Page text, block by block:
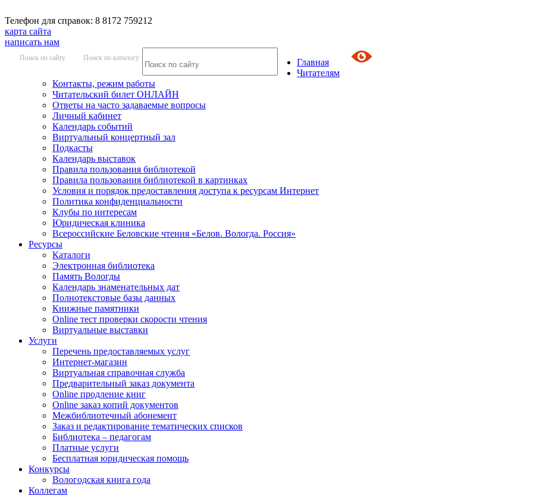
Телефон для справок: 8 8172 759212
карта сайта
написать нам
Поиск по сайту Поиск по каталогу
Главная
Читателям
Контакты, режим работы
Читательский билет ОНЛАЙН
Ответы на часто задаваемые вопросы
Личный кабинет
Календарь событий
Виртуальный концертный зал
Подкасты
Календарь выставок
Правила пользования библиотекой
Правила пользования библиотекой в картинках
Условия и порядок предоставления доступа к ресурсам Интернет
Политика конфиденциальности
Клубы по интересам
Юридическая клиника
Всероссийские Беловские чтения «Белов. Вологда. Россия»
Ресурсы
Каталоги
Электронная библиотека
Память Вологды
Календарь знаменательных дат
Полнотекстовые базы данных
Книжные памятники
Online тест проверки скорости чтения
Виртуальные выставки
Услуги
Перечень предоставляемых услуг
Интернет-магазин
Виртуальная справочная служба
Предварительный заказ документа
Online продление книг
Online заказ копий документов
Межбиблиотечный абонемент
Заказ и редактирование тематических списков
Библиотека – педагогам
Платные услуги
Бесплатная юридическая помощь
Конкурсы
Вологодская книга года
Коллегам